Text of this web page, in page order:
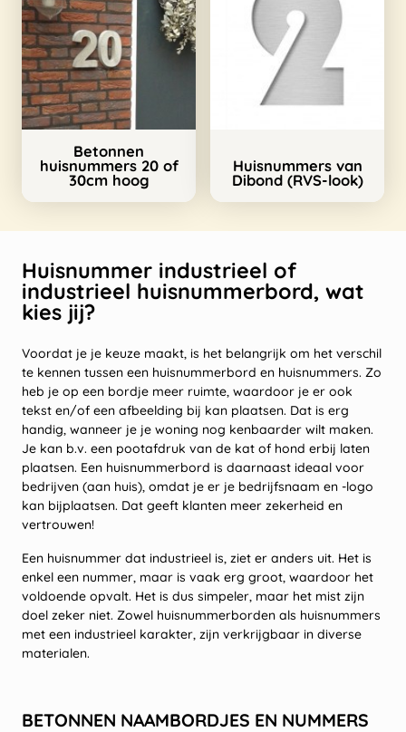
Betonnen
huisnummers 20 of
30cm hoog
Huisnummers van
Dibond (RVS-look)
Huisnummer industrieel of
industrieel huisnummerbord, wat
kies jij?
Voordat je je keuze maakt, is het belangrijk om het verschil
te kennen tussen een huisnummerbord en huisnummers. Zo
heb je op een bordje meer ruimte, waardoor je er ook
tekst en/of een afbeelding bij kan plaatsen. Dat is erg
handig, wanneer je je woning nog kenbaarder wilt maken.
Je kan b.v. een pootafdruk van de kat of hond erbij laten
plaatsen. Een huisnummerbord is daarnaast ideaal voor
bedrijven (aan huis), omdat je er je bedrijfsnaam en -logo
kan bijplaatsen. Dat geeft klanten meer zekerheid en
vertrouwen!
Een huisnummer dat industrieel is, ziet er anders uit. Het is
enkel een nummer, maar is vaak erg groot, waardoor het
voldoende opvalt. Het is dus simpeler, maar het mist zijn
doel zeker niet. Zowel huisnummerborden als huisnummers
met een industrieel karakter, zijn verkrijgbaar in diverse
materialen.
BETONNEN NAAMBORDJES EN NUMMERS